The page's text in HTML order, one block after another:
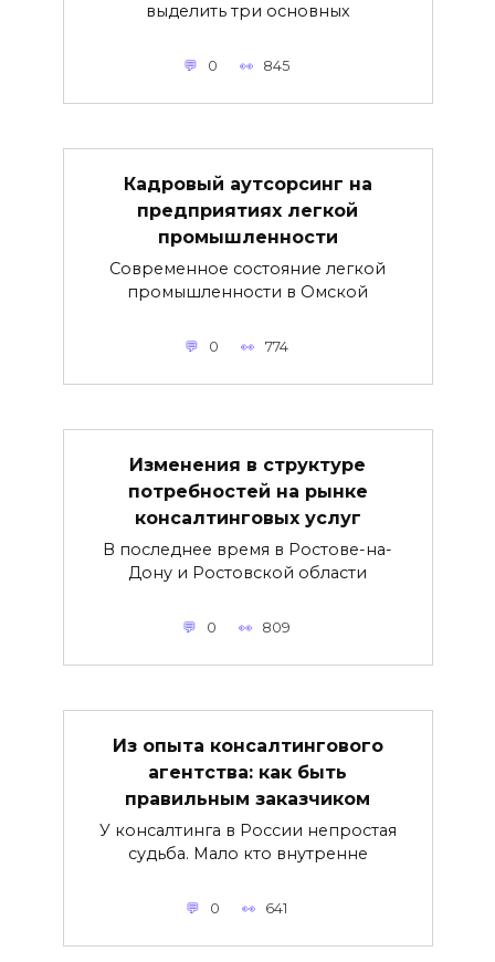
выделить три основных
0 845
Кадровый аутсорсинг на
предприятиях легкой
промышленности
Современное состояние легкой
промышленности в Омской
0 774
Изменения в структуре
потребностей на рынке
консалтинговых услуг
В последнее время в Ростове-на-
Дону и Ростовской области
0 809
Из опыта консалтингового
агентства: как быть
правильным заказчиком
У консалтинга в России непростая
судьба. Мало кто внутренне
0 641